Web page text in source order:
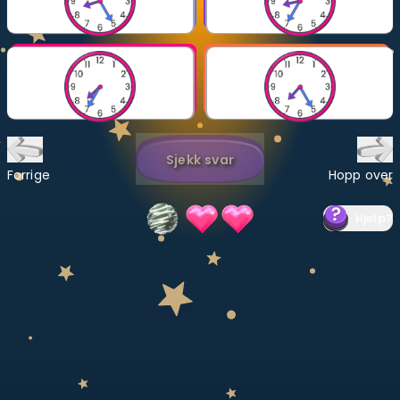
Bestill privatundervisning
LÆREPLAN
Velg læreplan
Logg inn
Forrige
Sjekk svar
Hopp over
?